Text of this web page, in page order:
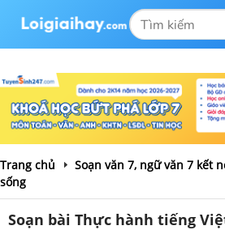
Trang chủ
Soạn văn 7, ngữ văn 7 kết
sống
Soạn bài Thực hành tiếng